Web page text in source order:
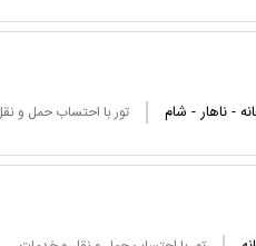
- ناهار - شام تور با احتساب حمل و